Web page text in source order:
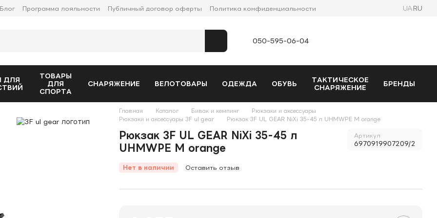
Блог Программа лояльности Публичный договор оферты Политика конфиденциальности UARU
050-595-06-04
ДЛЯ
ТОВАРЫ
ДЛЯ
СПОРТА
СНАРЯЖЕНИЕ ВЕЛОТОВАРЫ ОДЕЖДА ОБУВЬ
ТАКТИЧЕСКОЕ
СНАРЯЖЕНИЕ
БРЕНДЫ
Главная Каталог Бивак и кемпинг
Рюкзаки и аксессуары
Рюкзаки и аксессуары 3F ul gear
Рюкзак 3F UL GEAR NiXi 35-45 л UHMWPE M orange
Рюкзак 3F UL GEAR NiXi 35-45 л
UHMWPE M orange
Артикул
6970919907209/2
Нет в наличии Оставить отзыв